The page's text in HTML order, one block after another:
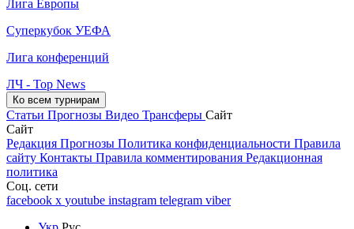
Лига Европы
Суперкубок УЕФА
Лига конференций
ЛЧ - Top News
Ко всем турнирам
Статьи Прогнозы Видео Трансферы Сайт
Сайт
Редакция Прогнозы Политика конфиденциальности Правила
сайту Контакты Правила комментирования Редакционная
политика
Соц. сети
facebook x youtube instagram telegram viber